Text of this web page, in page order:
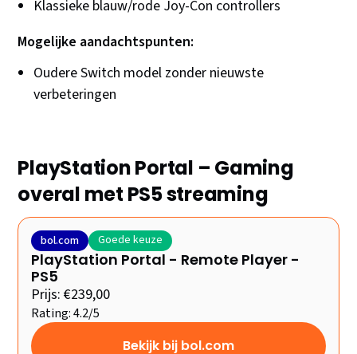
Klassieke blauw/rode Joy-Con controllers
Mogelijke aandachtspunten:
Oudere Switch model zonder nieuwste
verbeteringen
PlayStation Portal – Gaming
overal met PS5 streaming
bol.com Goede keuze
PlayStation Portal - Remote Player -
PS5
Prijs: €239,00
Rating: 4.2/5
Bekijk bij bol.com